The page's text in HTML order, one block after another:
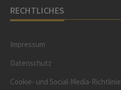
RECHTLICHES
Impressum
Datenschutz
Cookie- und Social-Media-Richtlinie